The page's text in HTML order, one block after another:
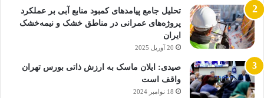
تحلیل جامع پیامدهای کمبود منابع آبی بر عملکرد
پروژه‌های عمرانی در مناطق خشک و نیمه‌خشک
ایران
20 آوریل 2025
صیدی: ایلان ماسک به ارزش ذاتی بورس تهران
واقف است
18 نوامبر 2024